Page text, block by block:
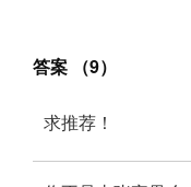
答案 （9）
求推荐！